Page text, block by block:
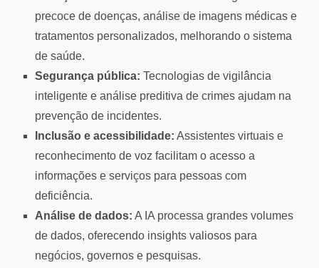
precoce de doenças, análise de imagens médicas e
tratamentos personalizados, melhorando o sistema
de saúde.
Segurança pública: Tecnologias de vigilância
inteligente e análise preditiva de crimes ajudam na
prevenção de incidentes.
Inclusão e acessibilidade: Assistentes virtuais e
reconhecimento de voz facilitam o acesso a
informações e serviços para pessoas com
deficiência.
Análise de dados: A IA processa grandes volumes
de dados, oferecendo insights valiosos para
negócios, governos e pesquisas.